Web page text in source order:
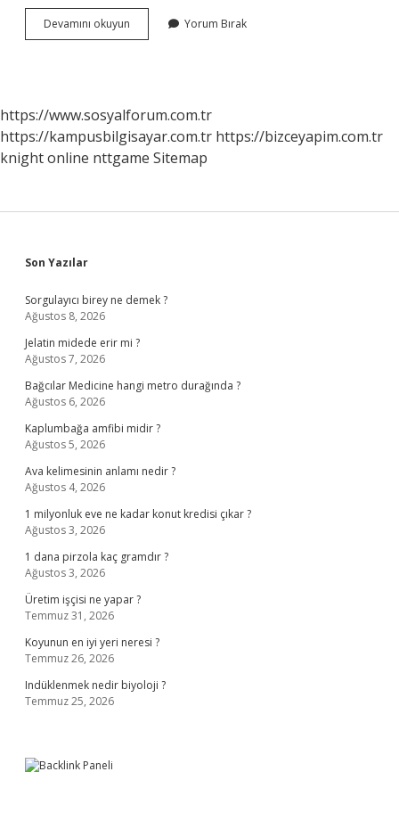
Devamını okuyun
Cümle
Yorum Bırak
https://www.sosyalforum.com.tr
https://kampusbilgisayar.com.tr https://bizceyapim.com.tr
knight online nttgame Sitemap
Sidebar
Son Yazılar
Sorgulayıcı birey ne demek ?
Ağustos 8, 2026
Jelatin midede erir mi ?
Ağustos 7, 2026
Bağcılar Medicine hangi metro durağında ?
Ağustos 6, 2026
Kaplumbağa amfibi midir ?
Ağustos 5, 2026
Ava kelimesinin anlamı nedir ?
Ağustos 4, 2026
1 milyonluk eve ne kadar konut kredisi çıkar ?
Ağustos 3, 2026
1 dana pirzola kaç gramdır ?
Ağustos 3, 2026
Üretim işçisi ne yapar ?
Temmuz 31, 2026
Koyunun en iyi yeri neresi ?
Temmuz 26, 2026
Indüklenmek nedir biyoloji ?
Temmuz 25, 2026